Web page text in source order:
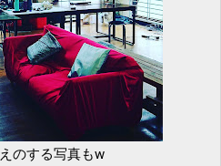
のする写真もw